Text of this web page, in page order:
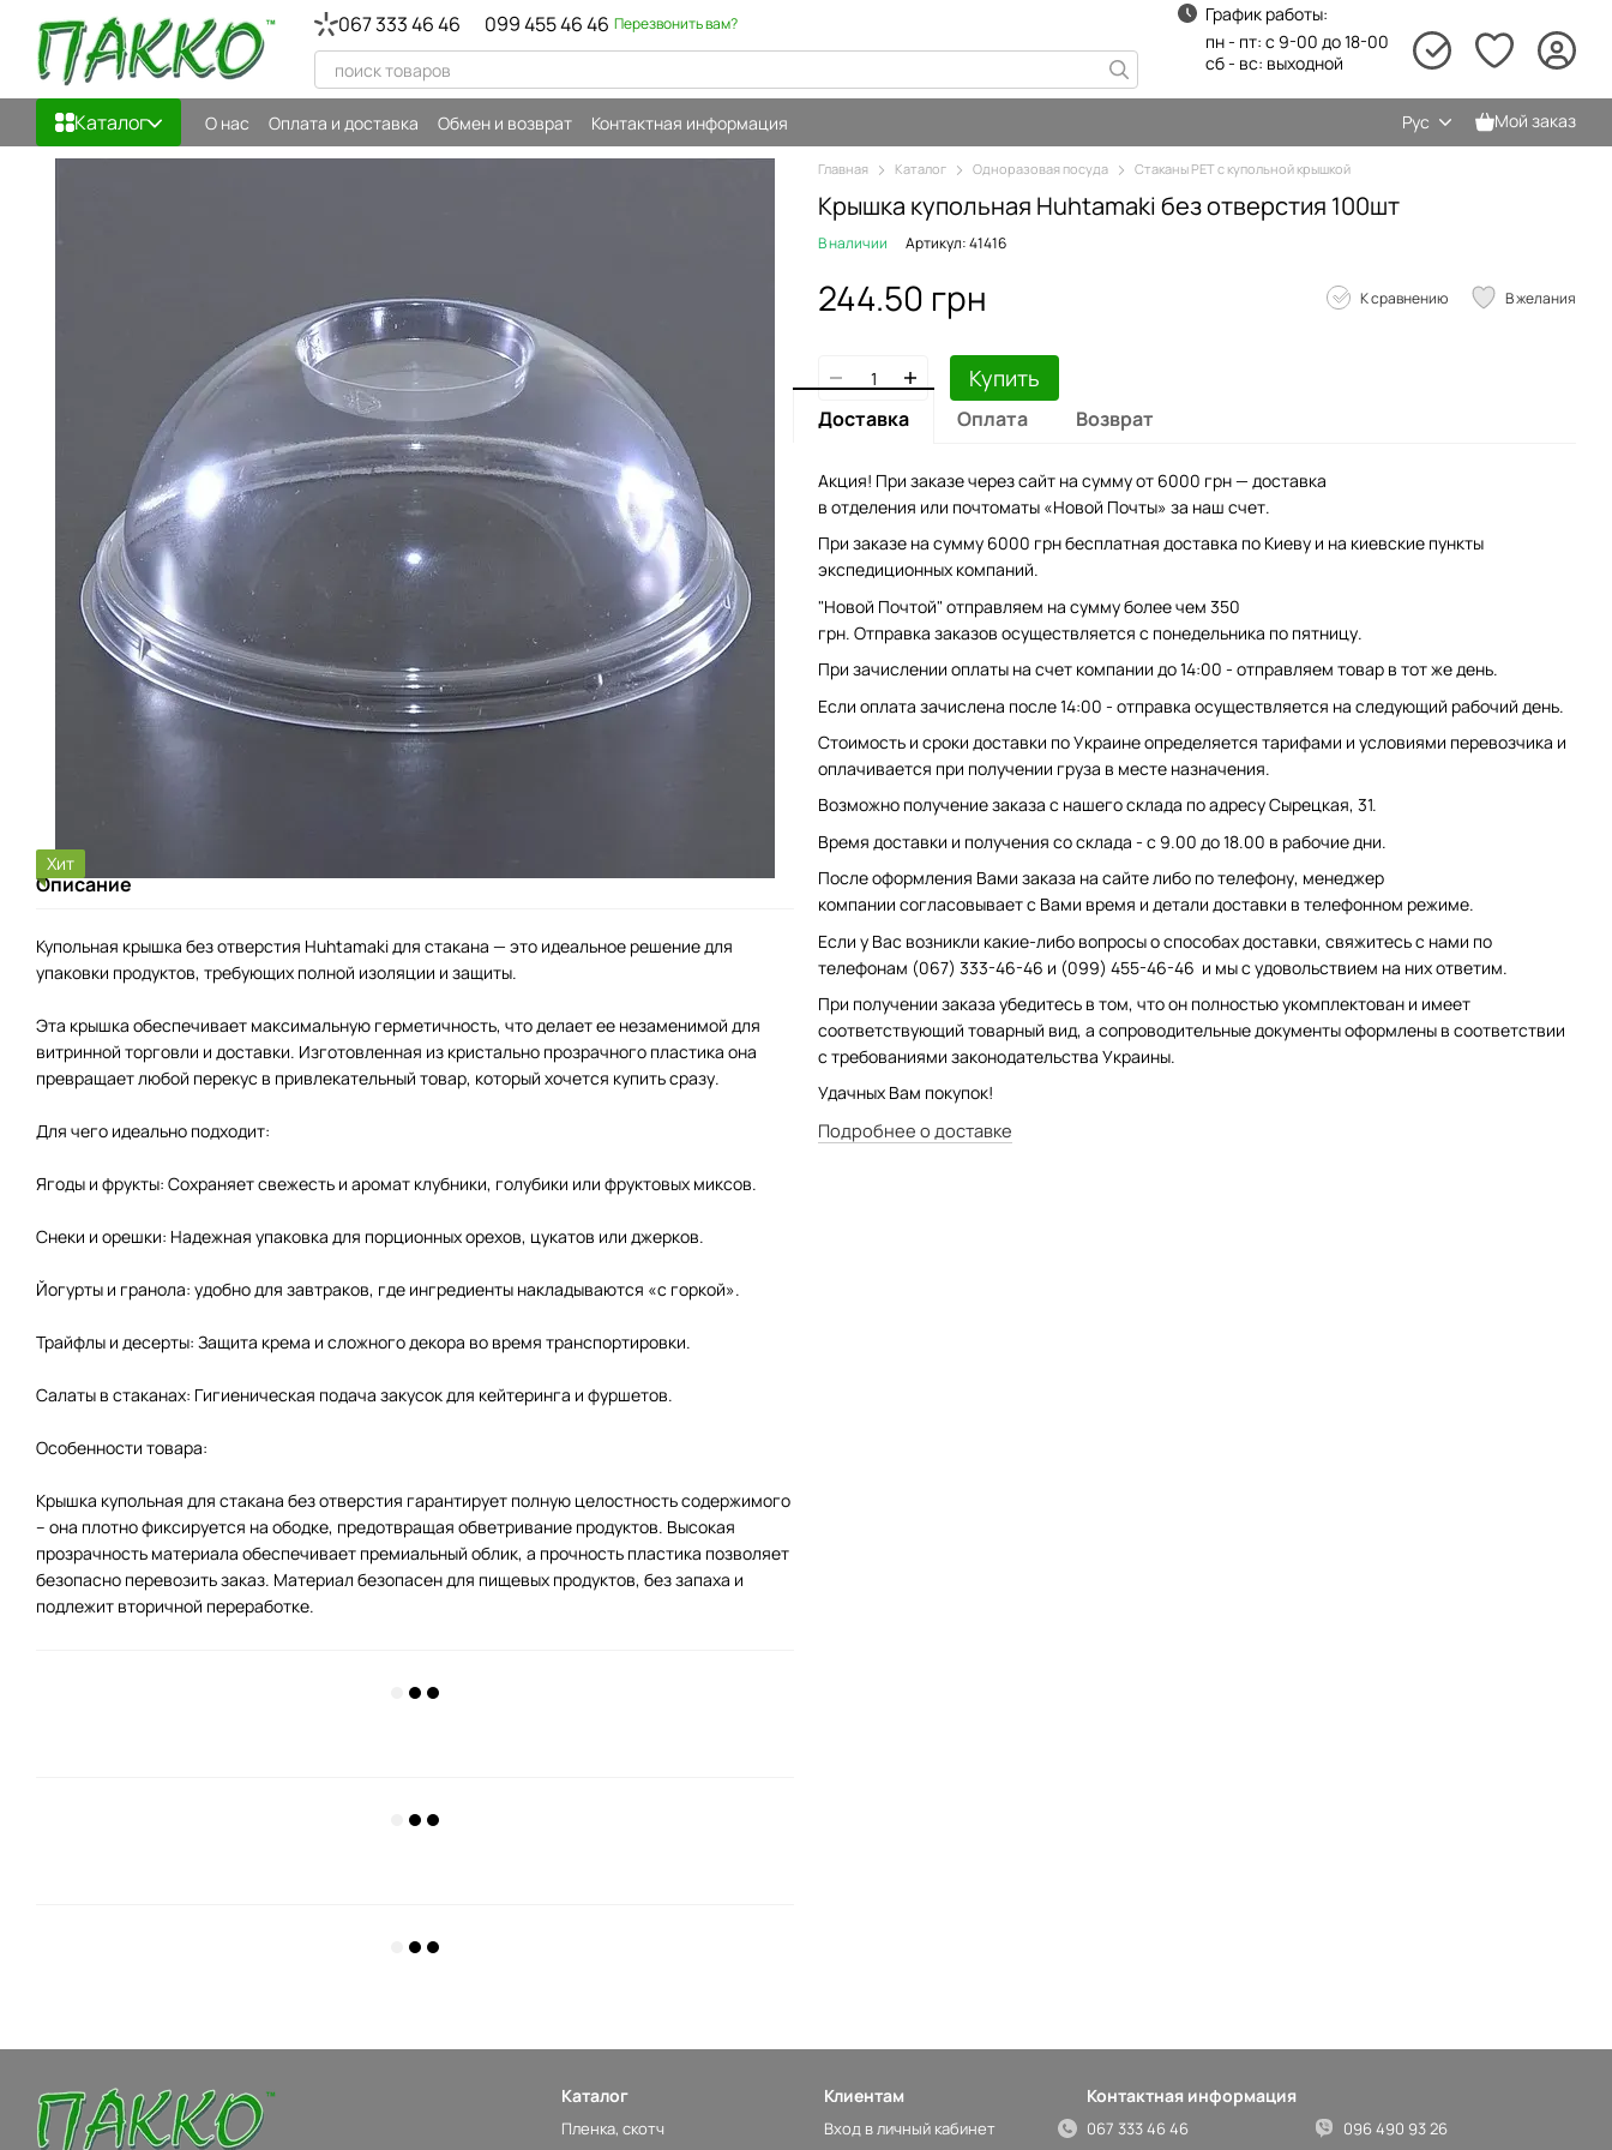
Перейти к основному контенту 067 333 46 46 099 455 46 46 Перезвонить вам?
График работы:
пн - пт: с 9-00 до 18-00
сб - вс: выходной
Каталог О нас Оплата и доставка Обмен и возврат Контактная информация Рус Мой заказ
Хит
Описание
Купольная крышка без отверстия Huhtamaki для стакана — это идеальное решение для
упаковки продуктов, требующих полной изоляции и защиты.
Эта крышка обеспечивает максимальную герметичность, что делает ее незаменимой для
витринной торговли и доставки. Изготовленная из кристально прозрачного пластика она
превращает любой перекус в привлекательный товар, который хочется купить сразу.
Для чего идеально подходит:
Ягоды и фрукты: Сохраняет свежесть и аромат клубники, голубики или фруктовых миксов.
Снеки и орешки: Надежная упаковка для порционных орехов, цукатов или джерков.
Йогурты и гранола: удобно для завтраков, где ингредиенты накладываются «с горкой».
Трайфлы и десерты: Защита крема и сложного декора во время транспортировки.
Салаты в стаканах: Гигиеническая подача закусок для кейтеринга и фуршетов.
Особенности товара:
Крышка купольная для стакана без отверстия гарантирует полную целостность содержимого
– она плотно фиксируется на ободке, предотвращая обветривание продуктов. Высокая
прозрачность материала обеспечивает премиальный облик, а прочность пластика позволяет
безопасно перевозить заказ. Материал безопасен для пищевых продуктов, без запаха и
подлежит вторичной переработке.
Главная Каталог Одноразовая посуда Стаканы PET с купольной крышкой
Крышка купольная Huhtamaki без отверстия 100шт
В наличии Артикул: 41416
244.50 грн К сравнению В желания
Купить
Доставка Оплата Возврат
Акция! При заказе через сайт на сумму от 6000 грн — доставка
в отделения или почтоматы «Новой Почты» за наш счет.
При заказе на сумму 6000 грн бесплатная доставка по Киеву и на киевские пункты
экспедиционных компаний.
"Новой Почтой" отправляем на сумму более чем 350
грн. Отправка заказов осуществляется с понедельника по пятницу.
При зачислении оплаты на счет компании до 14:00 - отправляем товар в тот же день.
Если оплата зачислена после 14:00 - отправка осуществляется на следующий рабочий день.
Стоимость и сроки доставки по Украине определяется тарифами и условиями перевозчика и
оплачивается при получении груза в месте назначения.
Возможно получение заказа с нашего склада по адресу Сырецкая, 31.
Время доставки и получения со склада - с 9.00 до 18.00 в рабочие дни.
После оформления Вами заказа на сайте либо по телефону, менеджер
компании согласовывает с Вами время и детали доставки в телефонном режиме.
Если у Вас возникли какие-либо вопросы о способах доставки, свяжитесь с нами по
телефонам (067) 333-46-46 и (099) 455-46-46 и мы с удовольствием на них ответим.
При получении заказа убедитесь в том, что он полностью укомплектован и имеет
соответствующий товарный вид, а сопроводительные документы оформлены в соответствии
с требованиями законодательства Украины.
Удачных Вам покупок!
Подробнее о доставке
Каталог
Пленка, скотч
Клиентам
Вход в личный кабинет
Контактная информация
067 333 46 46 096 490 93 26